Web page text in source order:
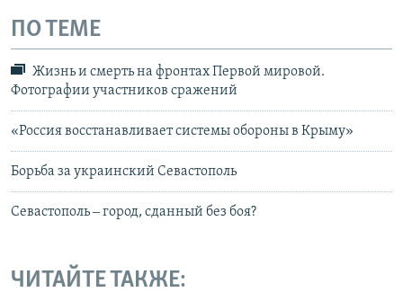
ПО ТЕМЕ
Жизнь и смерть на фронтах Первой мировой.
Фотографии участников сражений
«Россия восстанавливает системы обороны в Крыму»
Борьба за украинский Севастополь
Севастополь ‒ город, сданный без боя?
ЧИТАЙТЕ ТАКЖЕ: